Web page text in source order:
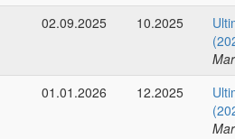
02.09.2025
10.2025
01.01.2026
12.2025